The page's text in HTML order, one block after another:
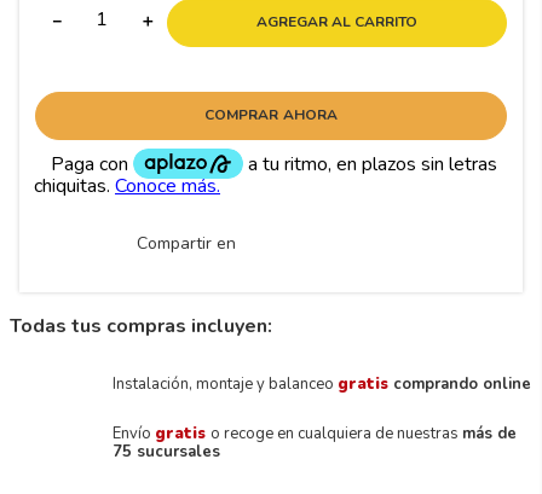
＋
－ AGREGAR AL CARRITO
COMPRAR AHORA
Compartir en
Todas tus compras incluyen:
Instalación, montaje y balanceo gratis comprando online
Envío gratis o recoge en cualquiera de nuestras más de
75 sucursales